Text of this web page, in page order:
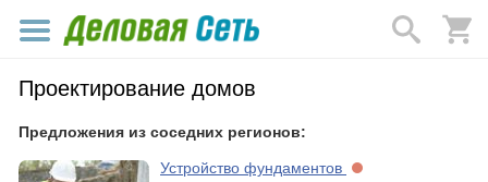
Проектирование домов
Предложения из соседних регионов:
Устройство фундаментов